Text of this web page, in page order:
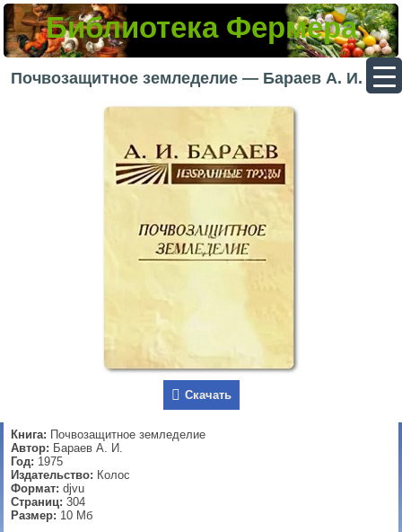
Библиотека Фермера
Почвозащитное земледелие — Бараев А. И.
Скачать
Книга: Почвозащитное земледелие
Автор: Бараев А. И.
Год: 1975
Издательство: Колос
Формат: djvu
Страниц: 304
Размер: 10 Мб
▼
▼